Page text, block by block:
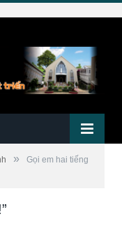
»
Gọi em hai tiếng